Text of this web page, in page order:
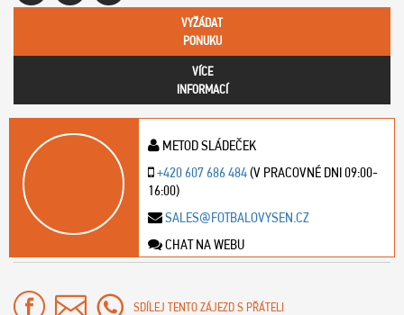
VYŽÁDAT
PONUKU
VÍCE
INFORMACÍ
METOD SLÁDEČEK
+420 607 686 484(V PRACOVNÉ DNI 09:00-
16:00)
SALES@FOTBALOVYSEN.CZ
CHAT NA WEBU
SDÍLEJ TENTO ZÁJEZD S PŘÁTELI